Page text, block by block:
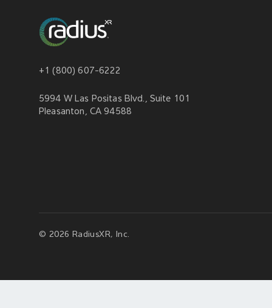
+1 (800) 607-6222
5994 W Las Positas Blvd., Suite 101
Pleasanton, CA 94588
© 2026 RadiusXR, Inc.